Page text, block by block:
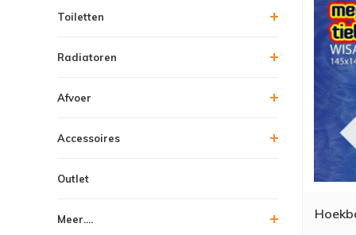
Toiletten
Radiatoren
Afvoer
Accessoires
Outlet
Meer....